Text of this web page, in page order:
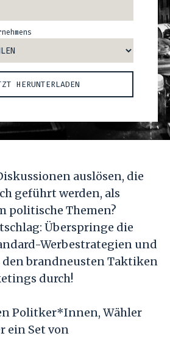
auslösen, die
geführt werden, als
politische Themen?
Überspringe die
Werbestrategien und
brandneusten Taktiken
durch!
Politker*Innen, Wähler
ein Set von